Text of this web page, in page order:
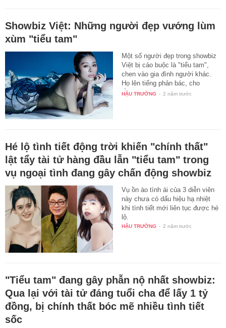
Showbiz Việt: Những người đẹp vướng lùm
xùm "tiểu tam"
Một số người đẹp trong showbiz
Việt bị cáo buộc là "tiểu tam",
chen vào gia đình người khác.
Họ lên tiếng phản bác, cho
rằng…
HẬU TRƯỜNG - 2 năm trước
Hé lộ tình tiết động trời khiến "chính thất"
lật tẩy tài tử hàng đầu lẫn "tiểu tam" trong
vụ ngoại tình đang gây chấn động showbiz
Vụ ồn ào tình ái của 3 diễn viên
này chưa có dấu hiệu hạ nhiệt
khi tình tiết mới liên tục được hé
lộ.
HẬU TRƯỜNG - 2 năm trước
"Tiểu tam" đang gây phẫn nộ nhất showbiz:
Qua lại với tài tử đáng tuổi cha để lấy 1 tỷ
đồng, bị chính thất bóc mẽ nhiều tình tiết
sốc